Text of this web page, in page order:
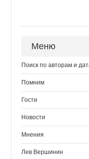
Меню
Поиск по авторам и
Помним
Гости
Новости
Мнения
Лев Вершинин